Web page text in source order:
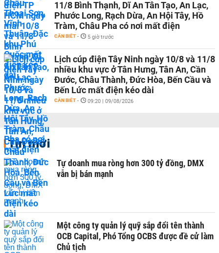
11/8 Bình Thạnh, Dĩ An Tân Tạo, An Lạc,
Phước Long, Rạch Dừa, An Hội Tây, Hồ
Tràm, Châu Pha có nơi mất điện
CẦN BIẾT - 5 giờ trước
Lịch cúp điện Tây Ninh ngày 10/8 và 11/8
nhiều khu vực ở Tân Hưng, Tân An, Cần
Đước, Châu Thành, Đức Hòa, Bến Cầu và
Bến Lức mất điện kéo dài
CẦN BIẾT - 09:20 | 09/08/2026
Tin mới
Tự doanh mua ròng hơn 300 tỷ đồng, DMX
vẫn bị bán mạnh
Một công ty quản lý quỹ sắp đổi tên thành
OCB Capital, Phó Tổng OCBS được đề cử làm
Chủ tịch